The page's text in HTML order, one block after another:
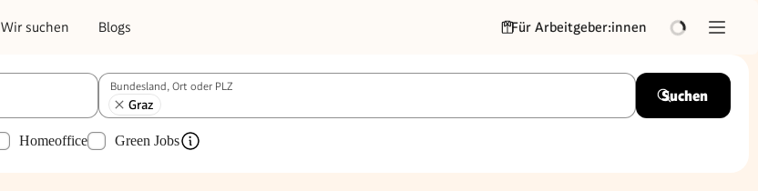
Wir suchen Blogs Für Arbeitgeber:innen
Bundesland, Ort oder PLZ
Graz
Suchen
Homeoffice Green Jobs